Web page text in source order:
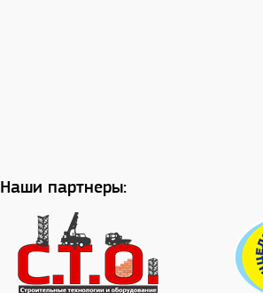
Наши партнеры: